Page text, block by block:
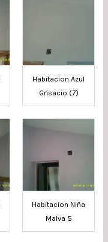
Habitacion Azul
Grisacio (7)
Habitacion Niña
Malva 5